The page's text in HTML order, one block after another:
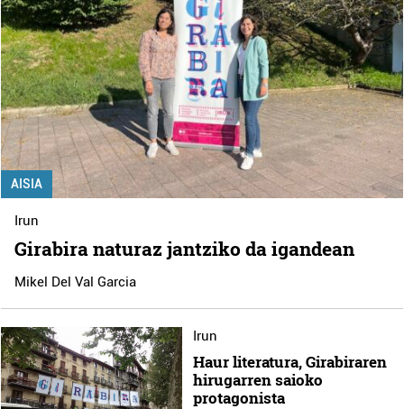
AISIA
Irun
Girabira naturaz jantziko da igandean
Mikel Del Val Garcia
Irun
Haur literatura, Girabiraren
hirugarren saioko
protagonista